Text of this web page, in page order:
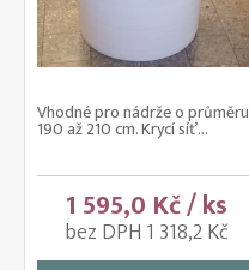
Vhodné pro nádrže o průměru
190 až 210 cm. Krycí síť...
1 595,0 Kč / ks
bez DPH 1 318,2 Kč